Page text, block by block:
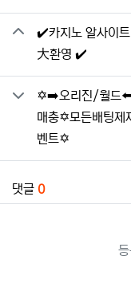
✔️카지노 알사이
大환영 ✔️
✡️➡️오리진/월드
매충✡️모든배팅제
벤트✡️
댓글 0